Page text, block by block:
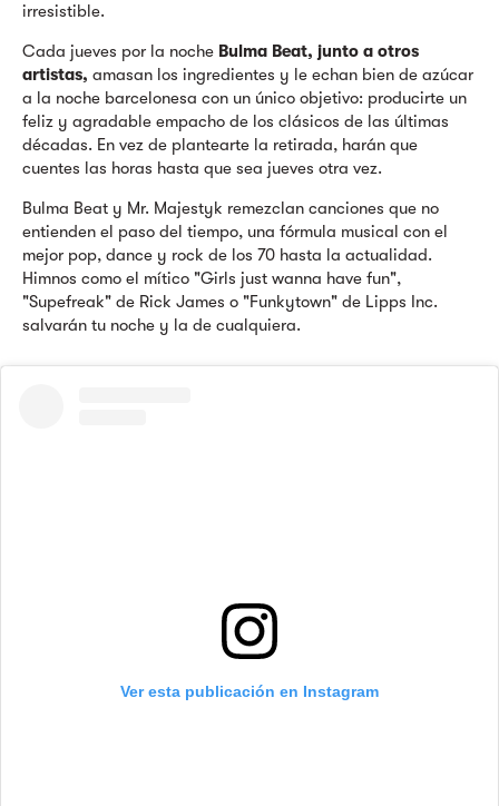
irresistible.
Cada jueves por la noche Bulma Beat, junto a otros
artistas, amasan los ingredientes y le echan bien de azúcar
a la noche barcelonesa con un único objetivo: producirte un
feliz y agradable empacho de los clásicos de las últimas
décadas. En vez de plantearte la retirada, harán que
cuentes las horas hasta que sea jueves otra vez.
Bulma Beat y Mr. Majestyk remezclan canciones que no
entienden el paso del tiempo, una fórmula musical con el
mejor pop, dance y rock de los 70 hasta la actualidad.
Himnos como el mítico "Girls just wanna have fun",
"Supefreak" de Rick James o "Funkytown" de Lipps Inc.
salvarán tu noche y la de cualquiera.
Ver esta publicación en Instagram